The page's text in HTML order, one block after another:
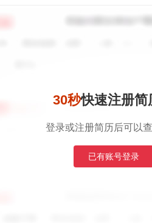
30秒快速注册简
登录或注册简历后可以
已有账号登录